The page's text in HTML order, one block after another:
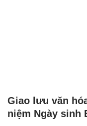
Giao lưu văn
niệm Ngày sinh